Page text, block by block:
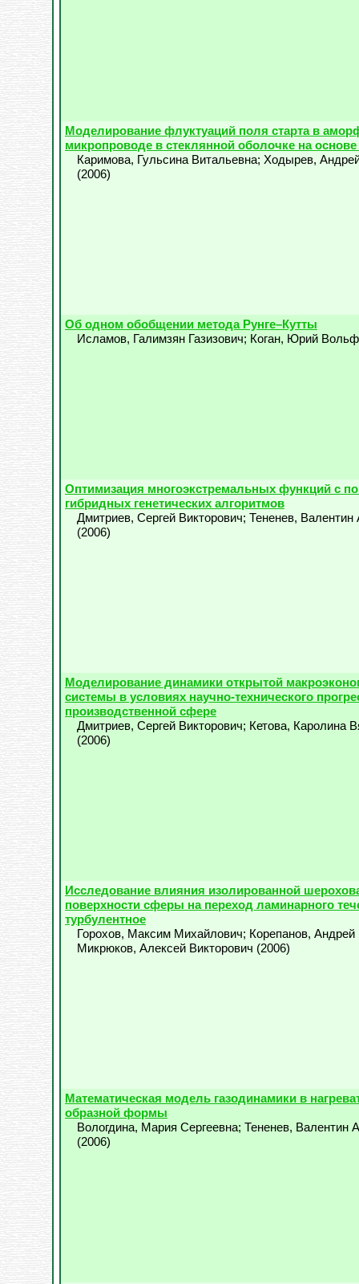
Моделирование флуктуаций поля старта в
микропроводе в стеклянной оболочке на основе
Каримова, Гульсина Витальевна; Ходырев,
(2006)
Об одном обобщении метода Рунге–Кутты
Исламов, Галимзян Газизович; Коган, Юрий
Оптимизация многоэкстремальных функций с
гибридных генетических алгоритмов
Дмитриев, Сергей Викторович; Тененев, Валентин
(2006)
Моделирование динамики открытой
системы в условиях научно-технического
производственной сфере
Дмитриев, Сергей Викторович; Кетова, Каролина
(2006)
Исследование влияния изолированной
поверхности сферы на переход ламинарного
турбулентное
Горохов, Максим Михайлович; Корепанов,
Микрюков, Алексей Викторович (2006)
Математическая модель газодинамики в
образной формы
Вологдина, Мария Сергеевна; Тененев, Валентин
(2006)